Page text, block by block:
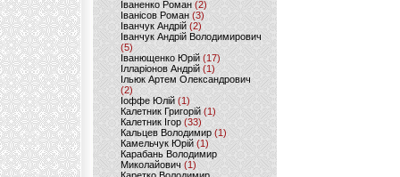
Іваненко Роман (2)
Іванісов Роман (3)
Іванчук Андрій(2)
Іванчук Андрій Володимирович
(5)
Іванющенко Юрій (17)
Ілларіонов Андрій (1)
Ільюк Артем Олександрович
(2)
Іоффе Юлій (1)
Калетник Григорій(1)
Калетник Ігор (33)
Кальцев Володимир(1)
Камельчук Юрій (1)
Карабань Володимир
Миколайович (1)